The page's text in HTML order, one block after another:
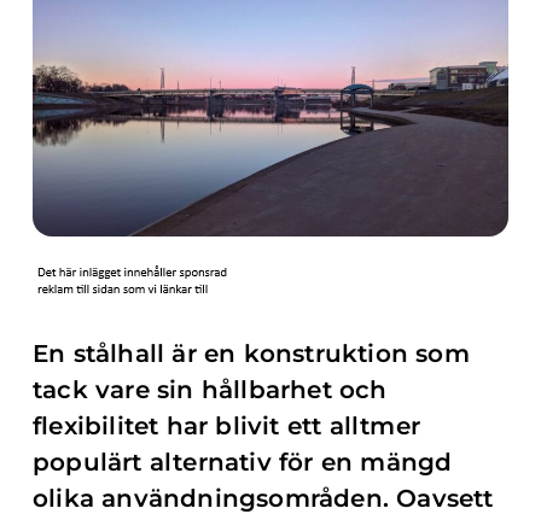
En stålhall är en konstruktion som
tack vare sin hållbarhet och
flexibilitet har blivit ett alltmer
populärt alternativ för en mängd
olika användningsområden. Oavsett